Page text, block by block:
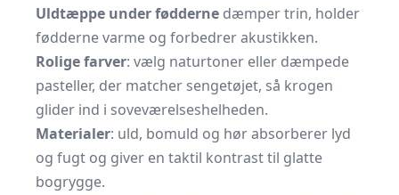
Uldtæppe under fødderne dæmper trin, holder
fødderne varme og forbedrer akustikken.
Rolige farver: vælg naturtoner eller dæmpede
pasteller, der matcher sengetøjet, så krogen
glider ind i soveværelses­helheden.
Materialer: uld, bomuld og hør absorberer lyd
og fugt og giver en taktil kontrast til glatte
bogrygge.